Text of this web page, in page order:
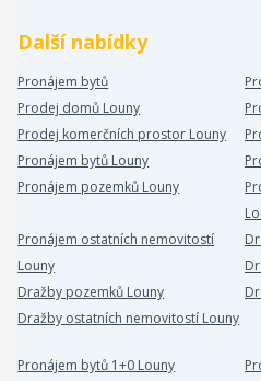
Další nabídky
Pronájem bytů
Prodej domů Louny
Prodej komerčních prostor Louny
Pronájem bytů Louny
Pronájem pozemků Louny
Pronájem ostatních nemovitostí
Louny
Dražby pozemků Louny
Dražby ostatních nemovitostí Louny
Pronájem bytů 1+0 Louny